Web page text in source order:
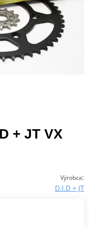
+ JT VX
Výrobca:
D.I.D + JT